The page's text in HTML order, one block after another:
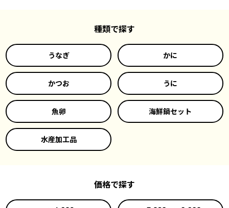
種類で探す
うなぎ かに
かつお うに
魚卵 海鮮鍋セット
水産加工品
価格で探す